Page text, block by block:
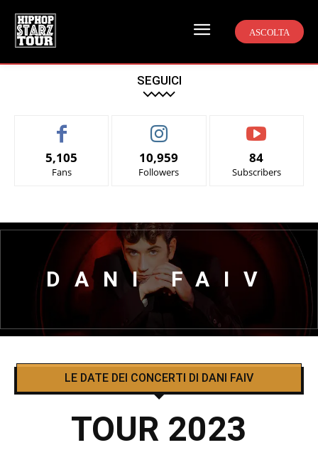
ASCOLTA
SEGUICI
5,105
Fans
10,959
Followers
84
Subscribers
DANI FAIV
LE DATE DEI CONCERTI DI DANI FAIV
TOUR 2023